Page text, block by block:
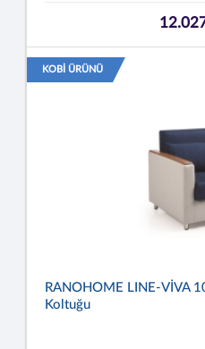
KOBİ ÜRÜNÜ
RANOHOME LINE-VİVA
Koltuğu